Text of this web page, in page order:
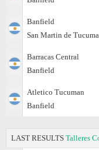
Banfield
San Martin de
Barracas Central
Banfield
Atletico Tucuman
Banfield
LAST RESULTS Talleres